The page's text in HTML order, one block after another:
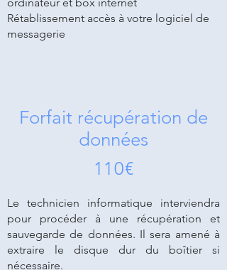
Rétablissement accès à votre logiciel de
messagerie
Forfait récupération de
données
110€
Le technicien informatique interviendra
pour procéder à une récupération et
sauvegarde de données. Il sera amené à
extraire le disque dur du boîtier si
nécessaire.